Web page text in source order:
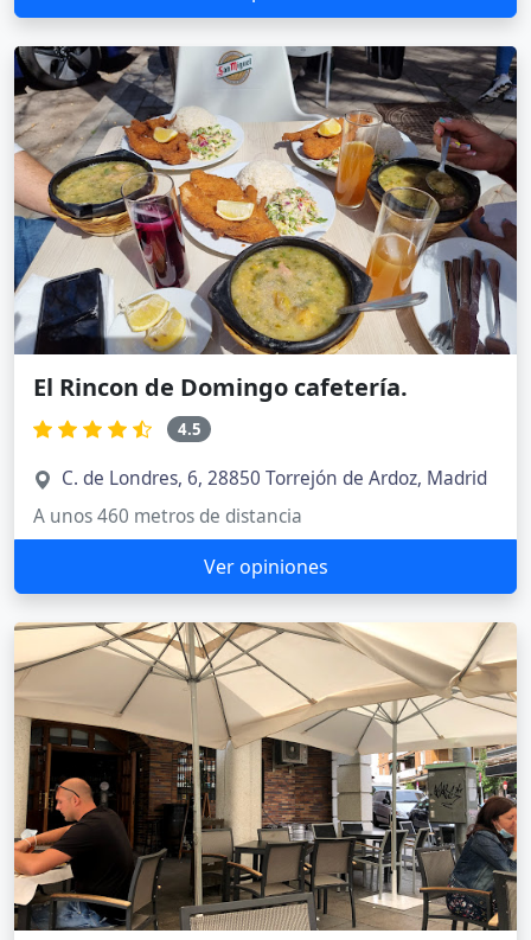
El Rincon de Domingo cafetería.
4.5
C. de Londres, 6, 28850 Torrejón de Ardoz, Madrid
A unos 460 metros de distancia
Ver opiniones